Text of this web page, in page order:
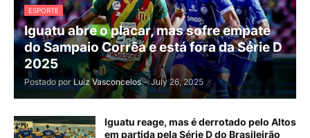
ESPORTE
Iguatu abre o placar, mas sofre empate
do Sampaio Corrêa e está fora da Série D
2025
Postado por Luiz Vasconcelos - July 26, 2025
Iguatu reage, mas é derrotado pelo Altos
em partida pela Série D do Brasileirão